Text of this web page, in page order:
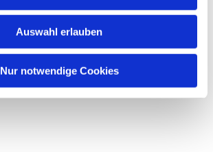
Auswahl erlauben
Nur notwendige Cookies